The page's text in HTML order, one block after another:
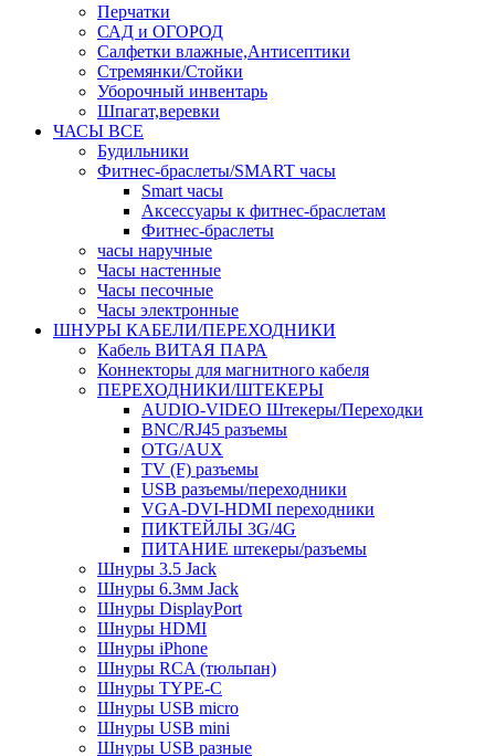
Перчатки
САД и ОГОРОД
Салфетки влажные,Антисептики
Стремянки/Стойки
Уборочный инвентарь
Шпагат,веревки
ЧАСЫ ВСЕ
Будильники
Фитнес-браслеты/SMART часы
Smart часы
Аксессуары к фитнес-браслетам
Фитнес-браслеты
часы наручные
Часы настенные
Часы песочные
Часы электронные
ШНУРЫ КАБЕЛИ/ПЕРЕХОДНИКИ
Кабель ВИТАЯ ПАРА
Коннекторы для магнитного кабеля
ПЕРЕХОДНИКИ/ШТЕКЕРЫ
AUDIO-VIDEO Штекеры/Переходки
BNC/RJ45 разъемы
OTG/AUX
TV (F) разъемы
USB разъемы/переходники
VGA-DVI-HDMI переходники
ПИКТЕЙЛЫ 3G/4G
ПИТАНИЕ штекеры/разъемы
Шнуры 3.5 Jack
Шнуры 6.3мм Jack
Шнуры DisplayPort
Шнуры HDMI
Шнуры iPhone
Шнуры RCA (тюльпан)
Шнуры TYPE-C
Шнуры USB micro
Шнуры USB mini
Шнуры USB разные